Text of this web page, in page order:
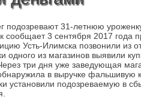
31-летнюю
сообщает 3 сентября 2017 года
Усть-Илимска позвонили из
одного из магазинов выявили
три дня уже заведующая
в выручке фальшивую
установили подозреваемую в